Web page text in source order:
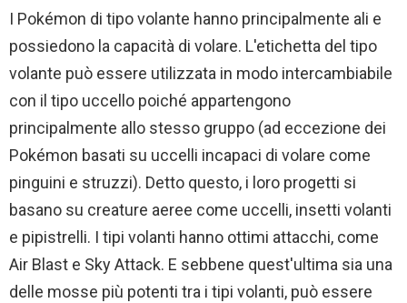
I Pokémon di tipo volante hanno principalmente ali e
possiedono la capacità di volare. L'etichetta del tipo
volante può essere utilizzata in modo intercambiabile
con il tipo uccello poiché appartengono
principalmente allo stesso gruppo (ad eccezione dei
Pokémon basati su uccelli incapaci di volare come
pinguini e struzzi). Detto questo, i loro progetti si
basano su creature aeree come uccelli, insetti volanti
e pipistrelli. I tipi volanti hanno ottimi attacchi, come
Air Blast e Sky Attack. E sebbene quest'ultima sia una
delle mosse più potenti tra i tipi volanti, può essere